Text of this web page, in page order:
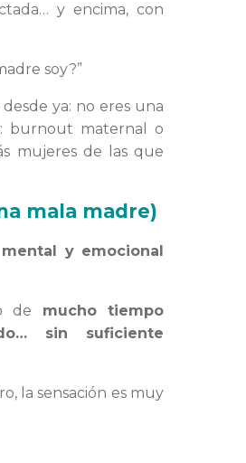
y encima, con
soy?”
ya: no eres una
burnout maternal o
mujeres de las que
mala madre)
y emocional
de mucho tiempo
sin suficiente
la sensación es muy